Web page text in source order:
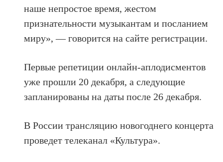
наше непростое время, жестом
признательности музыкантам и посланием
миру», — говорится на сайте регистрации.
Первые репетиции онлайн-аплодисментов
уже прошли 20 декабря, а следующие
запланированы на даты после 26 декабря.
В России трансляцию новогоднего концерта
проведет телеканал «Культура».